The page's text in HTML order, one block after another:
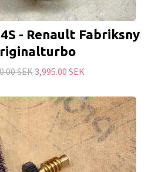
- Renault Fabriksny
SEK3,995.00 SEK